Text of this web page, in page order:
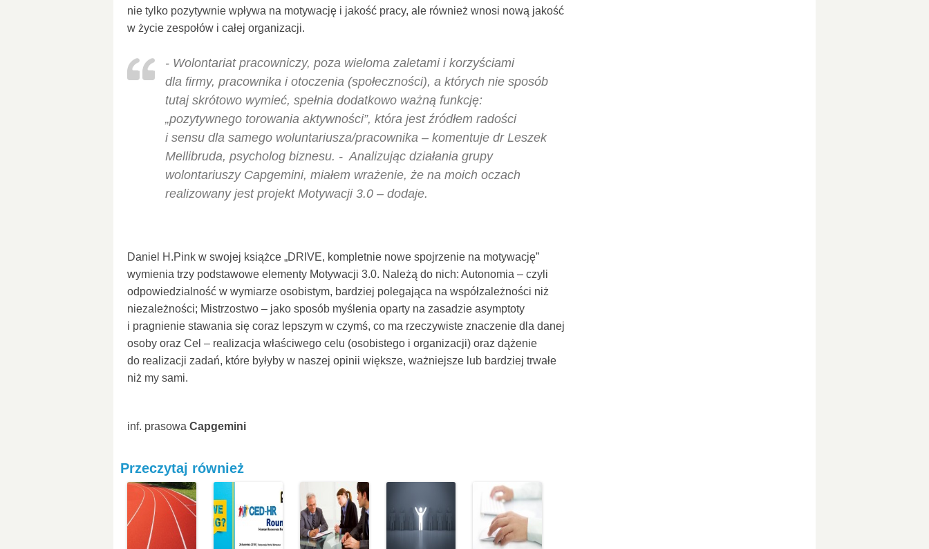
nie tylko pozytywnie wpływa na motywację i jakość pracy, ale również wnosi nową jakość
w życie zespołów i całej organizacji.
- Wolontariat pracowniczy, poza wieloma zaletami i korzyściami
dla firmy, pracownika i otoczenia (społeczności), a których nie sposób
tutaj skrótowo wymieć, spełnia dodatkowo ważną funkcję:
„pozytywnego torowania aktywności”, która jest źródłem radości
i sensu dla samego woluntariusza/pracownika – komentuje dr Leszek
Mellibruda, psycholog biznesu. - Analizując działania grupy
wolontariuszy Capgemini, miałem wrażenie, że na moich oczach
realizowany jest projekt Motywacji 3.0 – dodaje.
Daniel H.Pink w swojej książce „DRIVE, kompletnie nowe spojrzenie na motywację”
wymienia trzy podstawowe elementy Motywacji 3.0. Należą do nich: Autonomia – czyli
odpowiedzialność w wymiarze osobistym, bardziej polegająca na współzależności niż
niezależności; Mistrzostwo – jako sposób myślenia oparty na zasadzie asymptoty
i pragnienie stawania się coraz lepszym w czymś, co ma rzeczywiste znaczenie dla danej
osoby oraz Cel – realizacja właściwego celu (osobistego i organizacji) oraz dążenie
do realizacji zadań, które byłyby w naszej opinii większe, ważniejsze lub bardziej trwałe
niż my sami.
inf. prasowa Capgemini
Przeczytaj również